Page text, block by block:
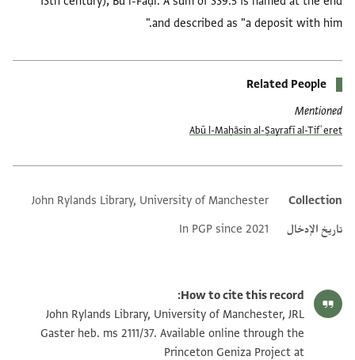
and described as "a deposit with him."
Related People
Mentioned
Abū l-Maḥāsin al-Ṣayrafī al-Tifʾeret
Additional metadata
Collection
John Rylands Library, University of Manchester
تاريخ الإدخال
In PGP since 2021
How to cite this record:
John Rylands Library, University of Manchester, JRL
Gaster heb. ms 2111/37. Available online through the
Princeton Geniza Project at